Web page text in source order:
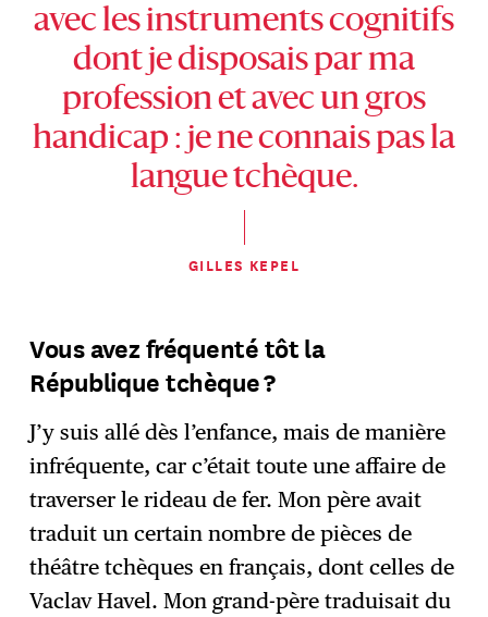
avec les instruments cognitifs
dont je disposais par ma
profession et avec un gros
handicap : je ne connais pas la
langue tchèque.
GILLES KEPEL
Vous avez fréquenté tôt la
République tchèque ?
J’y suis allé dès l’enfance, mais de manière
infréquente, car c’était toute une affaire de
traverser le rideau de fer. Mon père avait
traduit un certain nombre de pièces de
théâtre tchèques en français, dont celles de
Vaclav Havel. Mon grand-père traduisait du